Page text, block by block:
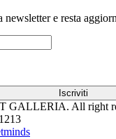
e resta
Iscriviti
GALLERIA. All right